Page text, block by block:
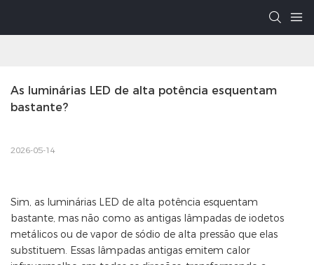
As luminárias LED de alta potência esquentam
bastante?
2026-05-14
Sim, as luminárias LED de alta potência esquentam
bastante, mas não como as antigas lâmpadas de iodetos
metálicos ou de vapor de sódio de alta pressão que elas
substituem. Essas lâmpadas antigas emitem calor